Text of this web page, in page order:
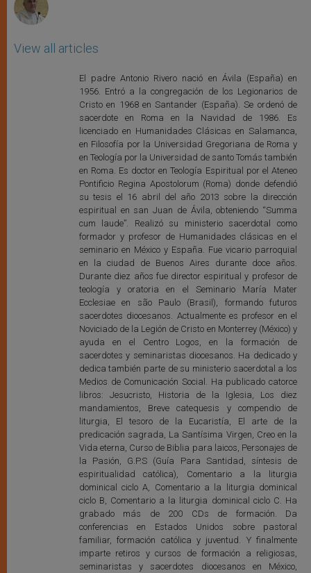
View all articles
El padre Antonio Rivero nació en Ávila (España) en
1956. Entró a la congregación de los Legionarios de
Cristo en 1968 en Santander (España). Se ordenó de
sacerdote en Roma en la Navidad de 1986. Es
licenciado en Humanidades Clásicas en Salamanca,
en Filosofía por la Universidad Gregoriana de Roma y
en Teología por la Universidad de santo Tomás también
en Roma. Es doctor en Teología Espiritual por el Ateneo
Pontificio Regina Apostolorum (Roma) donde defendió
su tesis el 16 abril del año 2013 sobre la dirección
espiritual en san Juan de Ávila, obteniendo “Summa
cum laude”. Realizó su ministerio sacerdotal como
formador y profesor de Humanidades clásicas en el
seminario en México y España. Fue vicario parroquial
en la ciudad de Buenos Aires durante doce años.
Durante diez años fue director espiritual y profesor de
teología y oratoria en el Seminario María Mater
Ecclesiae en são Paulo (Brasil), formando futuros
sacerdotes diocesanos. Actualmente es profesor en el
Noviciado de la Legión de Cristo en Monterrey (México) y
ayuda en el Centro Logos, en la formación de
sacerdotes y seminaristas diocesanos. Ha dedicado y
dedica también parte de su ministerio sacerdotal a los
Medios de Comunicación Social. Ha publicado catorce
libros: Jesucristo, Historia de la Iglesia, Los diez
mandamientos, Breve catequesis y compendio de
liturgia, El tesoro de la Eucaristía, El arte de la
predicación sagrada, La Santísima Virgen, Creo en la
Vida eterna, Curso de Biblia para laicos, Personajes de
la Pasión, G.P.S (Guía Para Santidad, síntesis de
espiritualidad católica), Comentario a la liturgia
dominical ciclo A, Comentario a la liturgia dominical
ciclo B, Comentario a la liturgia dominical ciclo C. Ha
grabado más de 200 CDs de formación. Da
conferencias en Estados Unidos sobre pastoral
familiar, formación católica y juventud. Y finalmente
imparte retiros y cursos de formación a religiosas,
seminaristas y sacerdotes diocesanos en México,